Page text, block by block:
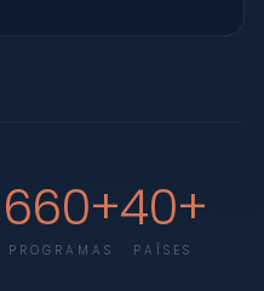
660+
PROGRAMAS
40+
PAÍSES